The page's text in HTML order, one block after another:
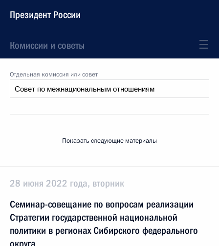
Президент России
Комиссии и советы
Отдельная комиссия или совет
Показать следующие материалы
28 июня 2022 года, вторник
Семинар-совещание по вопросам реализации
Стратегии государственной национальной
политики в регионах Сибирского федерального
округа